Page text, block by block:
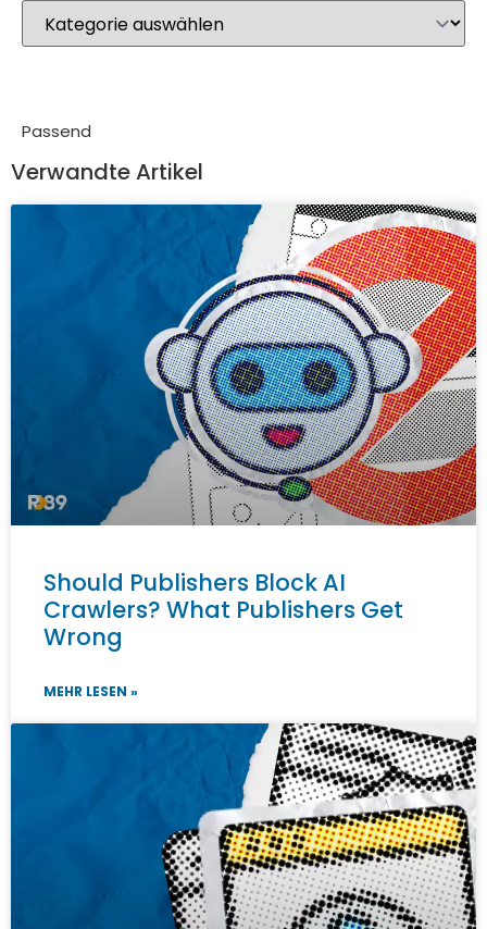
Passend
Verwandte Artikel
Should Publishers Block AI
Crawlers? What Publishers Get
Wrong
MEHR LESEN »